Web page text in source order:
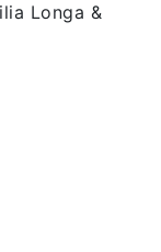
Longa &